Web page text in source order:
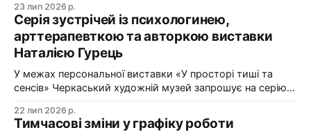
імена». Виставка «Незабутні імена» — це мистецька
подорож у творчий спадок художників Черкащини, чий
життєвий шлях вже завершилися, але їх талант і
сьогодні продовжує промовляти до глядача мовою
23 лип 2026 р.
Серія зустрічей із психологинею,
арттерапевткою та авторкою виставки
Наталією Гурець
У межах персональної виставки «У просторі тиші та
сенсів» Черкаський художній музей запрошує на серію
авторкою виставки Наталією Гурець. Протягом
виставки відбудеться цикл подій, у яких мистецтво стає
22 лип 2026 р.
Тимчасові зміни у графіку роботи